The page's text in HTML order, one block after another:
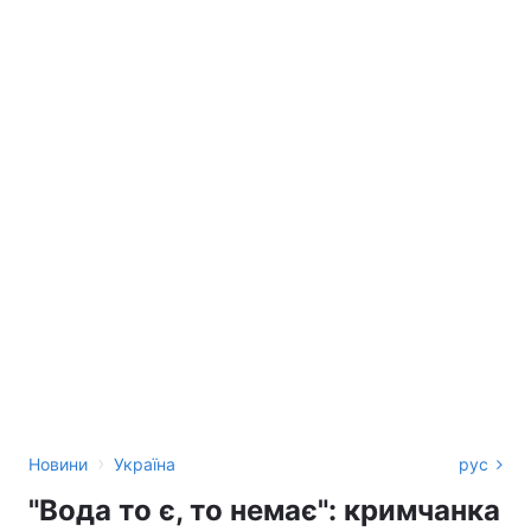
Новини › Україна рус
"Вода то є, то немає": кримчанка